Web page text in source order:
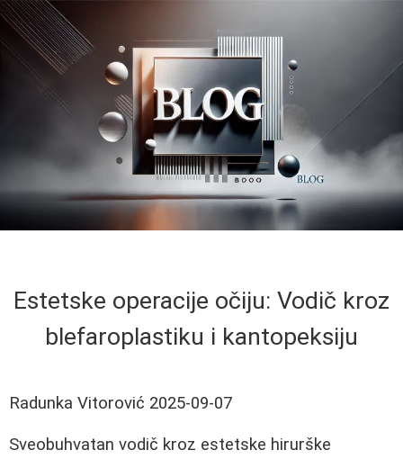
Estetske operacije očiju: Vodič kroz
blefaroplastiku i kantopeksiju
Radunka Vitorović 2025-09-07
Sveobuhvatan vodič kroz estetske hirurške